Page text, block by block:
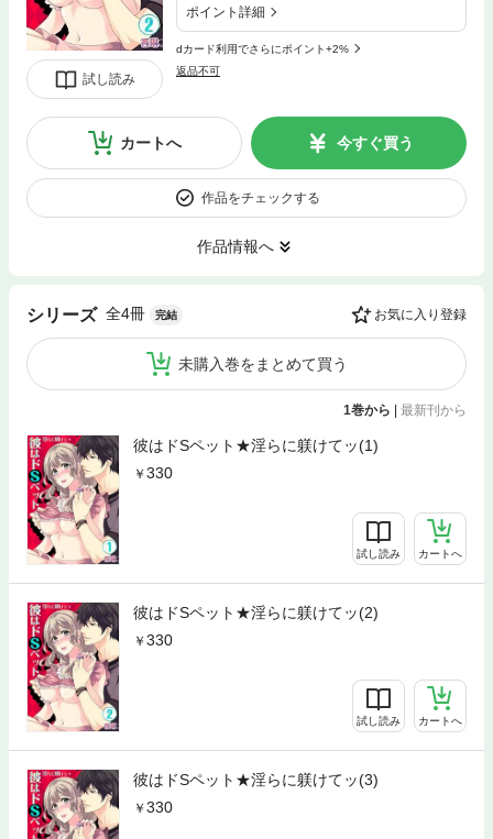
試し読み
ポイント詳細
dカード利用でさらにポイント+2%
返品不可
カートへ 今すぐ買う
作品をチェックする
作品情報へ
シリーズ 全4冊 完結 お気に入り登録
未購入巻をまとめて買う
1巻から | 最新刊から
彼はドSペット★淫らに躾けてッ(1)
330
試し読み カートへ
彼はドSペット★淫らに躾けてッ(2)
330
試し読み カートへ
彼はドSペット★淫らに躾けてッ(3)
330